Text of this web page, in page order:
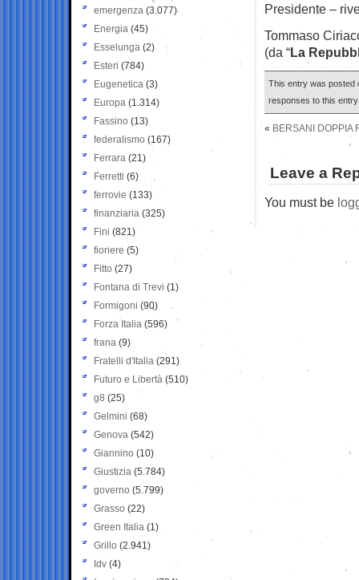
Presidente –
Tommaso
(da “La
This entry was posted
responses to this
« BERSANI DOPPIA
Leave a
You must be
emergenza (3.077)
Energia (45)
Esselunga (2)
Esteri (784)
Eugenetica (3)
Europa (1.314)
Fassino (13)
federalismo (167)
Ferrara (21)
Ferretti (6)
ferrovie (133)
finanziaria (325)
Fini (821)
fioriere (5)
Fitto (27)
Fontana di Trevi (1)
Formigoni (90)
Forza Italia (596)
frana (9)
Fratelli d'Italia (291)
Futuro e Libertà (510)
g8 (25)
Gelmini (68)
Genova (542)
Giannino (10)
Giustizia (5.784)
governo (5.799)
Grasso (22)
Green Italia (1)
Grillo (2.941)
Idv (4)